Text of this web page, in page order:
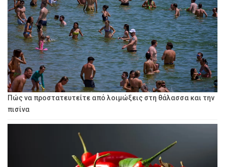
Πώς να προστατευτείτε από λοιμώξεις στη θάλασσα και την
πισίνα